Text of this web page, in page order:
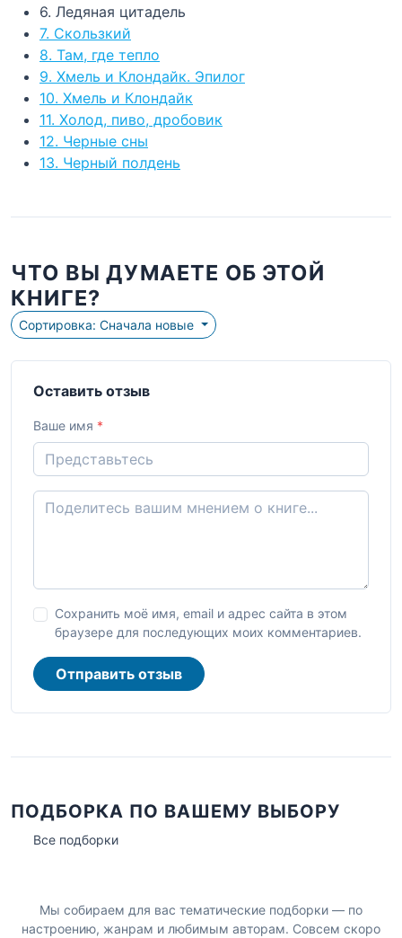
6. Ледяная цитадель
7. Скользкий
8. Там, где тепло
9. Хмель и Клондайк. Эпилог
10. Хмель и Клондайк
11. Холод, пиво, дробовик
12. Черные сны
13. Черный полдень
ЧТО ВЫ ДУМАЕТЕ ОБ ЭТОЙ
КНИГЕ?
Сортировка: Сначала новые
Оставить отзыв
Ваше имя *
Сохранить моё имя, email и адрес сайта в этом
браузере для последующих моих комментариев.
Отправить отзыв
ПОДБОРКА ПО ВАШЕМУ ВЫБОРУ
Все подборки
Мы собираем для вас тематические подборки — по
настроению, жанрам и любимым авторам. Совсем скоро